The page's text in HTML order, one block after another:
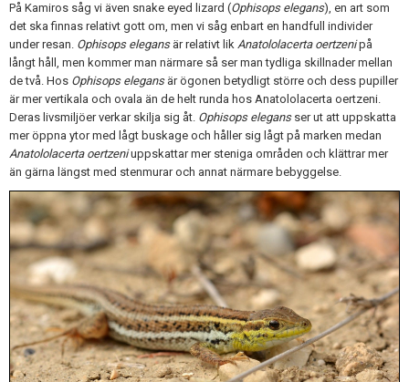
På Kamiros såg vi även snake eyed lizard (Ophisops elegans), en art som
det ska finnas relativt gott om, men vi såg enbart en handfull individer
under resan. Ophisops elegansär relativt lik Anatololacerta oertzenipå
långt håll, men kommer man närmare så ser man tydliga skillnader mellan
de två. Hos Ophisops elegansär ögonen betydligt större och dess pupiller
är mer vertikala och ovala än de helt runda hos Anatololacerta oertzeni.
Deras livsmiljöer verkar skilja sig åt. Ophisops elegansser ut att uppskatta
mer öppna ytor med lågt buskage och håller sig lågt på marken medan
Anatololacerta oertzeniuppskattar mer steniga områden och klättrar mer
än gärna längst med stenmurar och annat närmare bebyggelse.